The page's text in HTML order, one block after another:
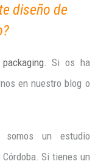
diseño de
packaging . Si os ha
en nuestro blog o
somos un estudio
Si tienes un